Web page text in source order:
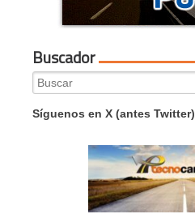
Buscador
Search
for:
Síguenos en X (antes Twitter)